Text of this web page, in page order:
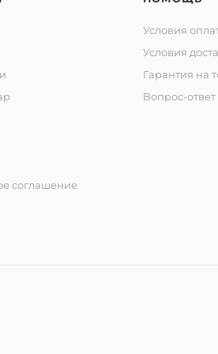
соглашение
Условия
Условия
Гарантия на
Вопрос-ответ